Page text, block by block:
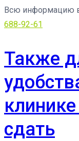
Всю информацию
688-92-61
Также
сдать